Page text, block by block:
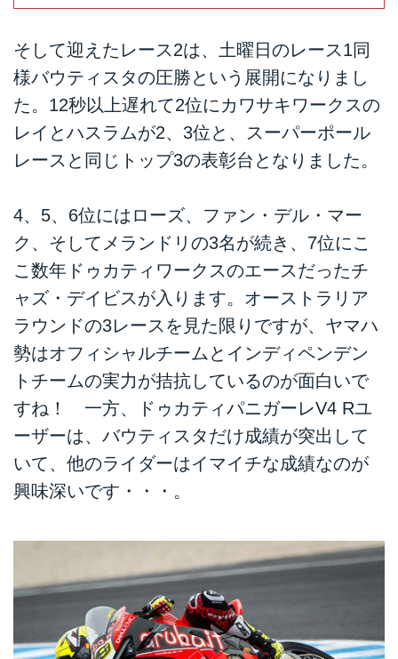
そして迎えたレース2は、土曜日のレース1同
様バウティスタの圧勝という展開になりまし
た。12秒以上遅れて2位にカワサキワークスの
レイとハスラムが2、3位と、スーパーポール
レースと同じトップ3の表彰台となりました。
4、5、6位にはローズ、ファン・デル・マー
ク、そしてメランドリの3名が続き、7位にこ
こ数年ドゥカティワークスのエースだったチ
ャズ・デイビスが入ります。オーストラリア
ラウンドの3レースを見た限りですが、ヤマハ
勢はオフィシャルチームとインディペンデン
トチームの実力が拮抗しているのが面白いで
すね！ 一方、ドゥカティパニガーレV4 Rユ
ーザーは、バウティスタだけ成績が突出して
いて、他のライダーはイマイチな成績なのが
興味深いです・・・。